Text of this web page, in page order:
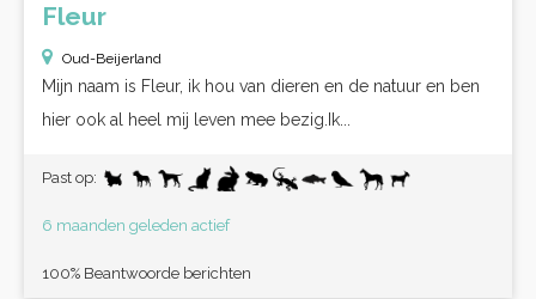
Fleur
Oud-Beijerland
Mijn naam is Fleur, ik hou van dieren en de natuur en ben
hier ook al heel mij leven mee bezig.Ik...
Past op:
6 maanden geleden actief
100% Beantwoorde berichten